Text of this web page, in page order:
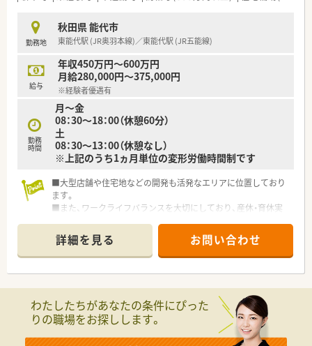
年生になるまで可能。また、復職時には復職フォロー制度などを
用意し会社全体で育児を支援しています。
勤務地
秋田県 能代市
東能代駅 (JR奥羽本線)／東能代駅 (JR五能線)
給与
年収450万円～600万円
月給280,000円～375,000円
※経験者優遇有
勤務
時間
月～金
08：30～18：00（休憩60分）
土
08：30～13：00（休憩なし）
※上記のうち1ヵ月単位の変形労働時間制です
■大型店舗や住宅地などの開発も活発なエリアに位置しており
ます。
■また、ワークライフバランスを大切にしており、産休・育休実
る環境があります。
詳細を見る お問い合わせ
わたしたちがあなたの条件にぴった
りの職場をお探しします。